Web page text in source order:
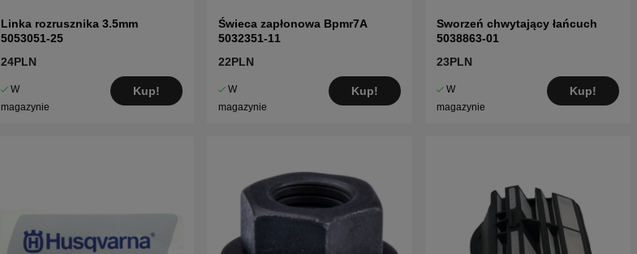
Linka rozrusznika 3.5mm
5053051-25
24PLN
W
magazynie
Kup!
Świeca zapłonowa Bpmr7A
5032351-11
22PLN
W
magazynie
Kup!
Sworzeń chwytający łańcuch
5038863-01
23PLN
W
magazynie
Kup!